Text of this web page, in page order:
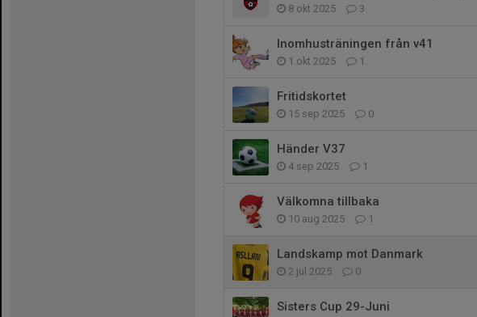
8 okt 2025 3
Inomhusträningen från v41
1 okt 2025 1
Fritidskortet
15 sep 2025 0
Händer V37
4 sep 2025 1
Välkomna tillbaka
10 aug 2025 1
Landskamp mot Danmark
2 jul 2025 0
Sisters Cup 29-Juni